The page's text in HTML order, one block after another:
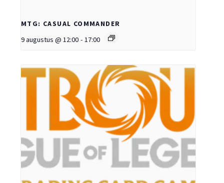
MTG: CASUAL COMMANDER
9 augustus @ 12:00 - 17:00